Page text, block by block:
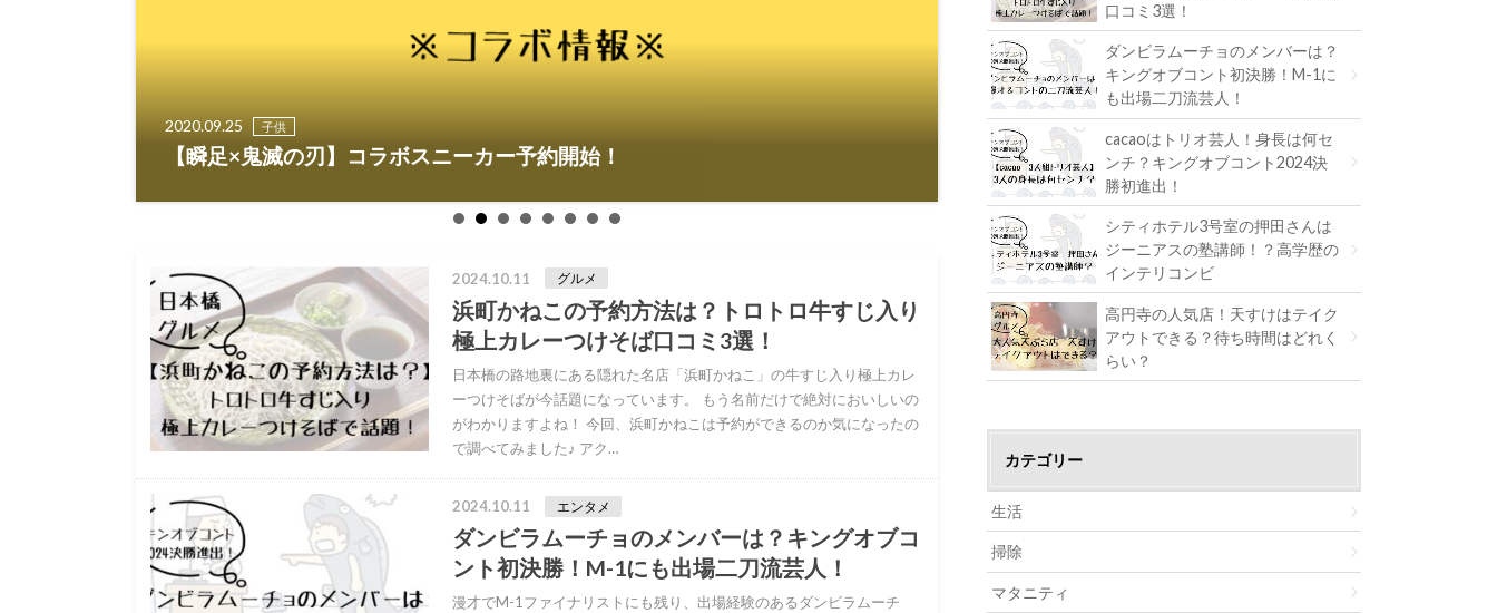
2020.09.25 子供
【瞬足×鬼滅の刃】コラボスニーカー予約開始！
2020.07.26 ドラマ
【私の家政夫ナギサさん】メイが使っているパソコン
2024.10.11 グルメ
浜町かねこの予約方法は？トロトロ牛すじ入り
極上カレーつけそば口コミ3選！
日本橋の路地裏にある隠れた名店「浜町かねこ」の牛すじ入り極上カレ
ーつけそばが今話題になっています。 もう名前だけで絶対においしいの
がわかりますよね！ 今回、浜町かねこは予約ができるのか気になったの
で調べてみました♪ アク…
2024.10.11 エンタメ
ダンビラムーチョのメンバーは？キングオブコ
ント初決勝！M-1にも出場二刀流芸人！
漫才でM-1ファイナリストにも残り、出場経験のあるダンビラムーチ
口コミ3選！
ダンビラムーチョのメンバーは？
キングオブコント初決勝！M-1に
も出場二刀流芸人！
cacaoはトリオ芸人！身長は何セ
ンチ？キングオブコント2024決
勝初進出！
シティホテル3号室の押田さんは
ジーニアスの塾講師！？高学歴の
インテリコンビ
高円寺の人気店！天すけはテイク
アウトできる？待ち時間はどれく
らい？
カテゴリー
生活
掃除
マタニティ